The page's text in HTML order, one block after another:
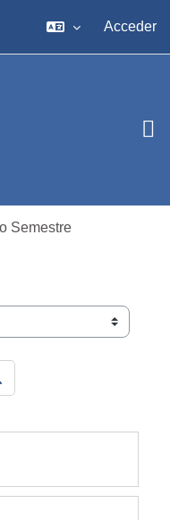
Acceder
Semestre
CURSOS